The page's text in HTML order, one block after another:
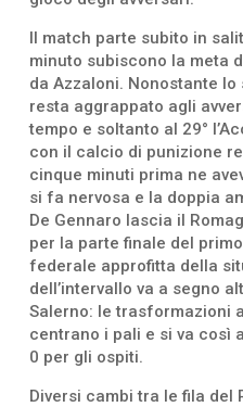
Il match parte subito in
minuto subiscono la meta
da Azzaloni. Nonostante lo
resta aggrappato agli
tempo e soltanto al 29°
con il calcio di punizione
cinque minuti prima ne
si fa nervosa e la doppia
De Gennaro lascia il
per la parte finale del
federale approfitta della
dell’intervallo va a segno
Salerno: le trasformazioni
centrano i pali e si va così
0 per gli ospiti.
Diversi cambi tra le fila del